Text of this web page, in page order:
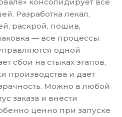
Разработка лекал,
раскрой, пошив,
— все процессы
одной
сбои на стыках этапов,
производства и дает
Можно в любой
заказа и внести
ценно при запуске